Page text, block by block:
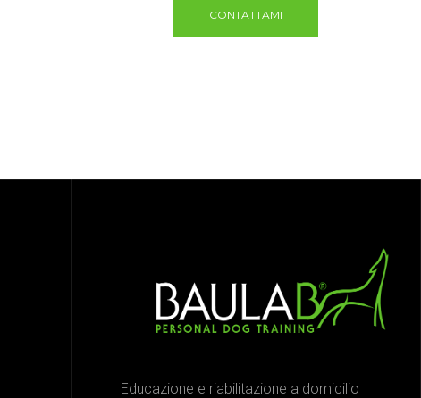
CONTATTAMI
Educazione e riabilitazione a domicilio